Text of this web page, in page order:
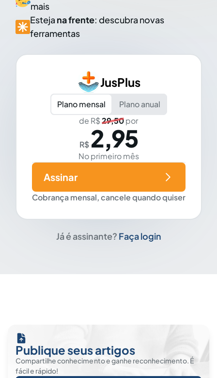
mais
Esteja na frente: descubra novas
ferramentas
JusPlus
Plano mensal
Plano anual
de R$29,50por
R$ 2,95
No primeiro mês
Cobrança mensal, cancele quando quiser
Assinar
Já é assinante? Faça login
Publique seus artigos
Compartilhe conhecimento e ganhe reconhecimento. É
fácil e rápido!